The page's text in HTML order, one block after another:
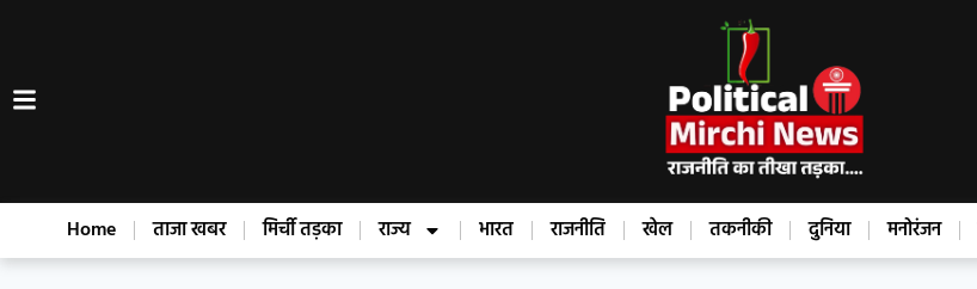
Home ताजा खबर मिर्ची तड़का राज्य भारत राजनीति खेल तकनीकी दुनिया मनोरंजन